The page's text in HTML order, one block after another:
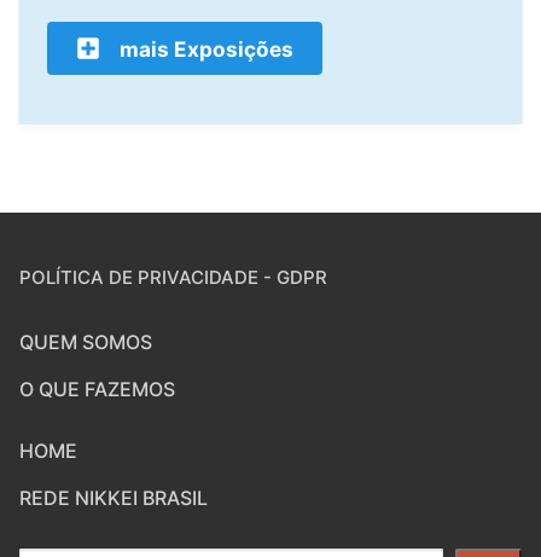
mais Exposições
POLÍTICA DE PRIVACIDADE - GDPR
QUEM SOMOS
O QUE FAZEMOS
HOME
REDE NIKKEI BRASIL